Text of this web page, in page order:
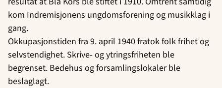
kom Indremisjonens ungdomsforening og musikklag i
gang.
Okkupasjonstiden fra 9. april 1940 fratok folk frihet og
selvstendighet. Skrive- og ytringsfriheten ble
begrenset. Bedehus og forsamlingslokaler ble
beslaglagt.